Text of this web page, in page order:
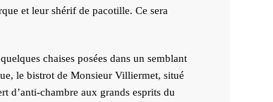
et leur shérif de pacotille. Ce sera
chaises posées dans un semblant
le bistrot de Monsieur Villiermet, situé
d’anti-chambre aux grands esprits du